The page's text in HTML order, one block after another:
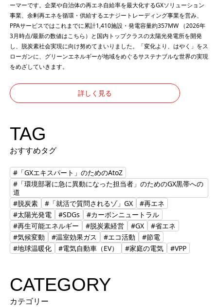
ーマーです。企業や自治体の再エネ自給率を最大化するGXソリューション
事業、余剰再エネを循環・供給するエナジートレーディング事業を営み、
PPAサービスではこれまでに累計1,410施設・発電容量約357MW （2026年
3月時点/最新の数値はこちら ）と国内トップクラスの太陽光発電所を開発
し、脱炭素社会実現に向け努めてまいりました。「変化より、はやく」をス
ローガンに、グリーンエネルギーが地域をめぐるサステナブルな世界の実現
をめざしていきます。
詳しく見る
TAG
おすすめタグ
#「GXエキスパート」のためのAtoZ
#「環境部署に急に異動になった担当者」のためのGX黒帯への
道
#脱炭素
#「就活で質問されるゾ」GX
#再エネ
#太陽光発電
#SDGs
#カーボンニュートラル
#再生可能エネルギー
#脱炭素経営 #GX
#省エネ
#気候変動
#温室効果ガス #エコ活動
#節電
#地球温暖化
#電気自動車（EV） #家庭の電気 #VPP
CATEGORY
カテゴリー